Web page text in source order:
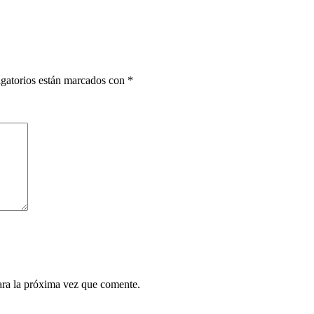
están marcados con *
la próxima vez que comente.